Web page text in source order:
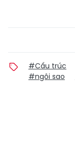
#Cấu trúc
#ngôi sao